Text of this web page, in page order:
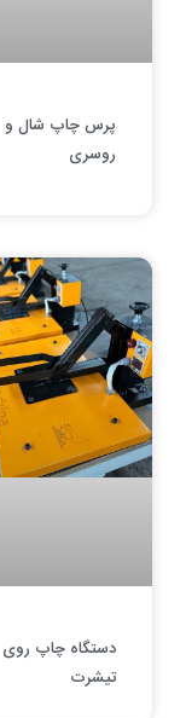
پرس چاپ شال و
روسری
دستگاه چاپ روی
تیشرت